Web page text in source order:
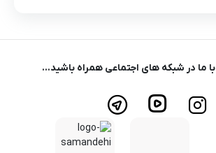
با ما در شبکه های اجتماعی همراه باشید...